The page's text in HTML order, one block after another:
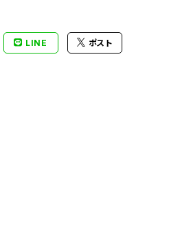
LINE ポスト